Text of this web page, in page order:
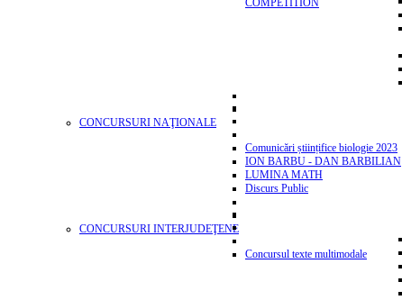
COMPETITION
CONCURSURI NAŢIONALE
Comunicări științifice biologie 2023
ION BARBU - DAN BARBILIAN
LUMINA MATH
Discurs Public
CONCURSURI INTERJUDEŢENE
Concursul texte multimodale